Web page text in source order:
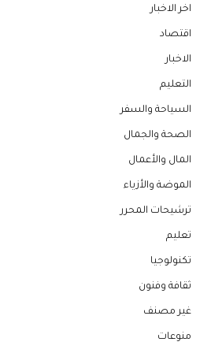
اخر الاخبار
اقتصاد
الاخبار
التعليم
السياحة والسفر
الصحة والجمال
المال والأعمال
الموضة والأزياء
ترشيحات المحرر
تعليم
تكنولوجيا
ثقافة وفنون
غير مصنف
منوعات